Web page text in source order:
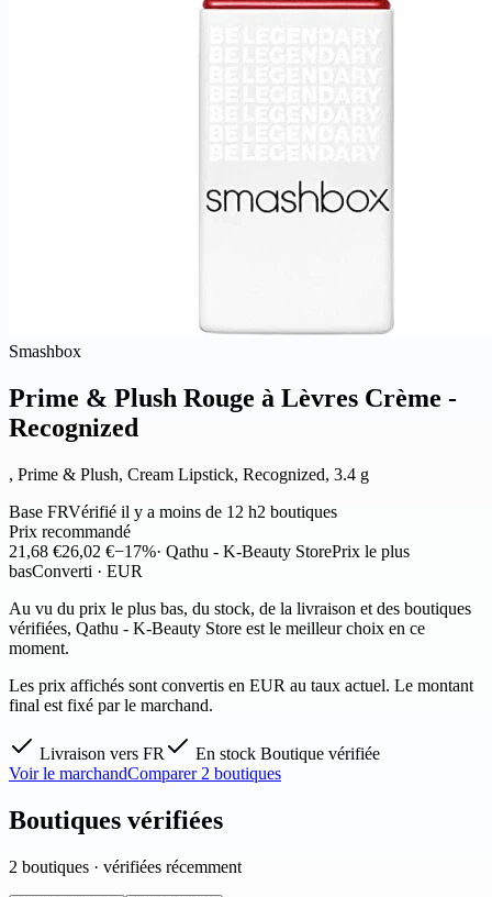
Smashbox
Prime & Plush Rouge à Lèvres Crème -
Recognized
, Prime & Plush, Cream Lipstick, Recognized, 3.4 g
Base FRVérifié il y a moins de 12 h2 boutiques
Prix recommandé
21,68 €26,02 €−17%· Qathu - K-Beauty StorePrix le plus
basConverti · EUR
Au vu du prix le plus bas, du stock, de la livraison et des boutiques
vérifiées, Qathu - K-Beauty Store est le meilleur choix en ce
moment.
Les prix affichés sont convertis en EUR au taux actuel. Le montant
final est fixé par le marchand.
Livraison vers FR En stock Boutique vérifiée
Voir le marchandComparer 2 boutiques
Boutiques vérifiées
2 boutiques · vérifiées récemment